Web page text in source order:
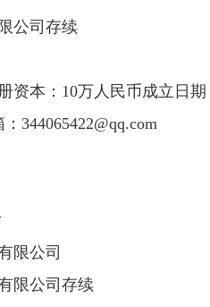
公司存续
资本：10万人民币成立日期
344065422@qq.com
限公司
限公司存续